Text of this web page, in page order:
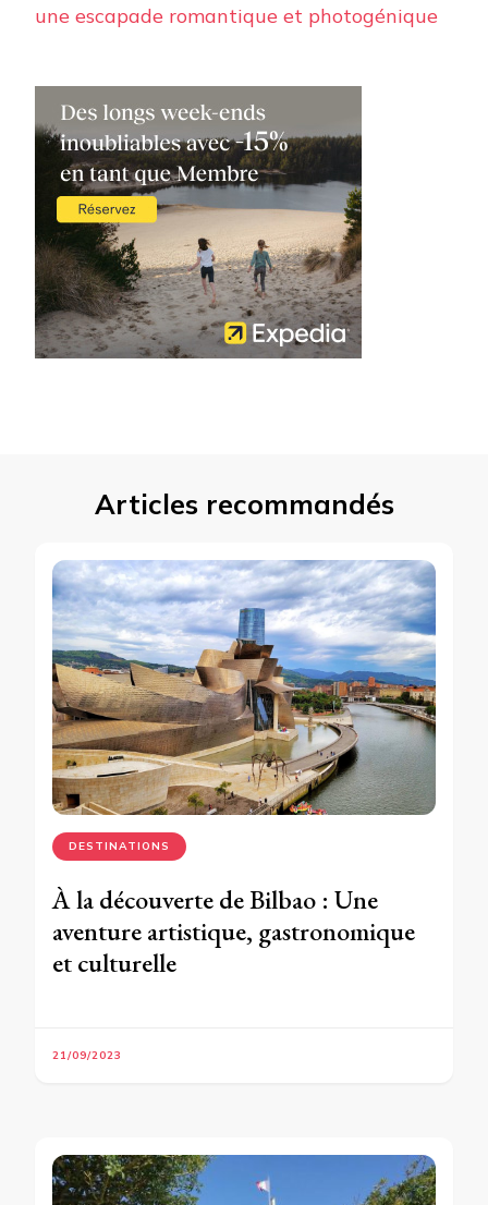
une escapade romantique et photogénique
Articles recommandés
DESTINATIONS
À la découverte de Bilbao : Une
aventure artistique, gastronomique
et culturelle
21/09/2023